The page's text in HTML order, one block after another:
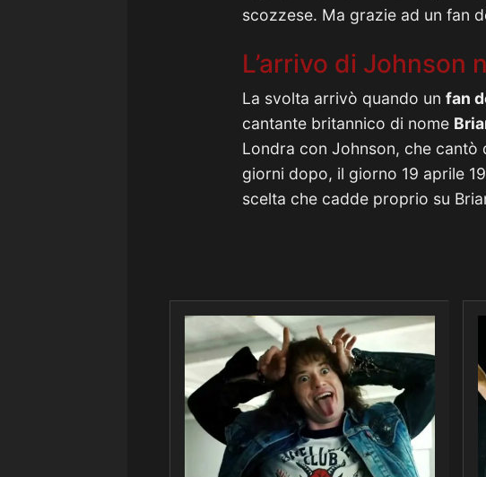
scozzese. Ma grazie ad un fan
L’arrivo di Johnson
La svolta arrivò quando un fan
cantante britannico di nome
Londra con Johnson, che cantò
giorni dopo, il giorno 19 aprile
scelta che cadde proprio su